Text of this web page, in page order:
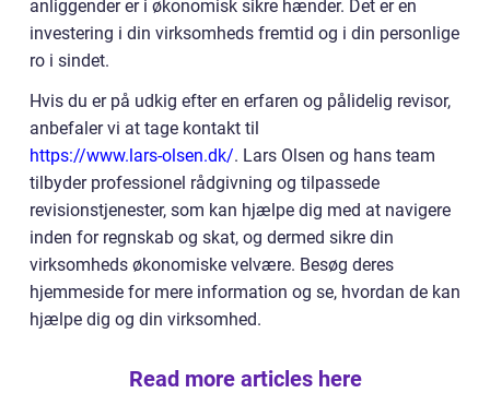
anliggender er i økonomisk sikre hænder. Det er en
investering i din virksomheds fremtid og i din personlige
ro i sindet.
Hvis du er på udkig efter en erfaren og pålidelig revisor,
anbefaler vi at tage kontakt til
https://www.lars-olsen.dk/. Lars Olsen og hans team
tilbyder professionel rådgivning og tilpassede
revisionstjenester, som kan hjælpe dig med at navigere
inden for regnskab og skat, og dermed sikre din
virksomheds økonomiske velvære. Besøg deres
hjemmeside for mere information og se, hvordan de kan
hjælpe dig og din virksomhed.
Read more articles here